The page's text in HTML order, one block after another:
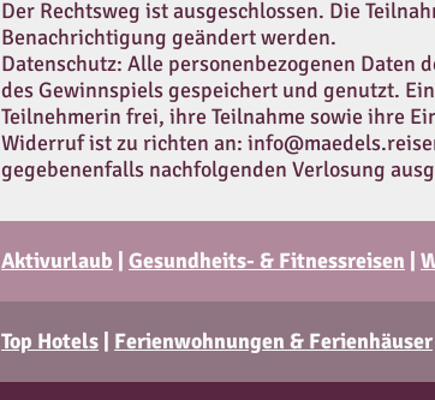
Der Rechtsweg ist ausgeschlossen. Die
Benachrichtigung geändert werden.
Datenschutz: Alle personenbezogenen
des Gewinnspiels gespeichert und genutzt.
Teilnehmerin frei, ihre Teilnahme sowie ihre
Widerruf ist zu richten an:
gegebenenfalls nachfolgenden Verlosung
Top Hotels Ferienwohnungen & Ferienhäuser
Aktivurlaub Gesundheits- & Fitnessreisen